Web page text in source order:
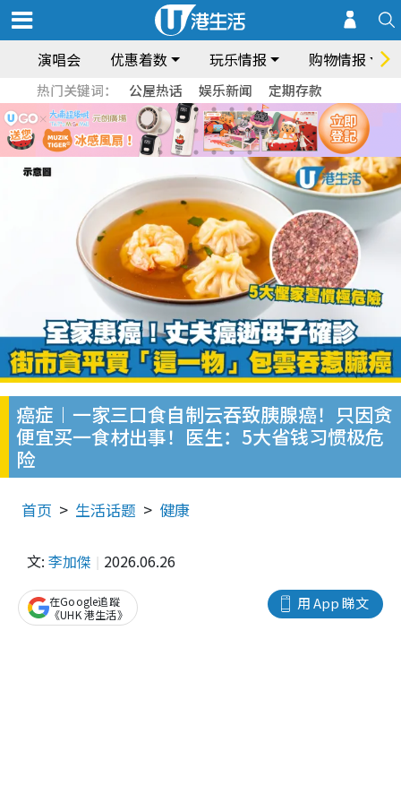
演唱会 优惠着数 玩乐情报 购物情报
热门关键词： 公屋热话 娱乐新闻 定期存款
癌症︱一家三口食自制云吞致胰腺癌！只因贪
便宜买一食材出事！医生：5大省钱习惯极危
险
首页 生活话题 健康
文: 李加傑 2026.06.26
用 App 睇文
在Google追蹤
《UHK 港生活》